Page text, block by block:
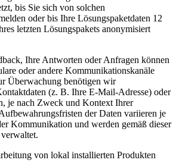
bis Sie sich von solchen
oder bis Ihre Lösungspaketdaten 12
letzten Lösungspakets anonymisiert
Ihre Antworten oder Anfragen können
oder andere Kommunikationskanäle
Überwachung benötigen wir
(z. B. Ihre E-Mail-Adresse) oder
je nach Zweck und Kontext Ihrer
der Daten variieren je
Kommunikation und werden gemäß dieser
von lokal installierten Produkten